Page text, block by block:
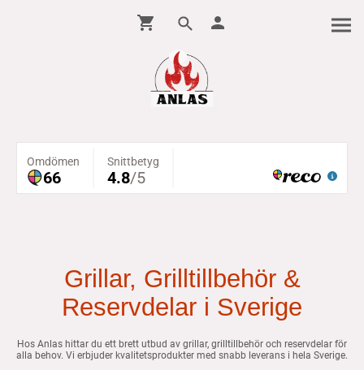
Grillar, Grilltillbehör &
Reservdelar i Sverige
Hos Anlas hittar du ett brett utbud av grillar, grilltillbehör och reservdelar för
alla behov. Vi erbjuder kvalitetsprodukter med snabb leverans i hela Sverige.